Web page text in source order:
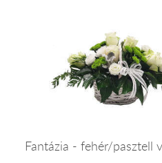
Fantázia - fehér/pasztell